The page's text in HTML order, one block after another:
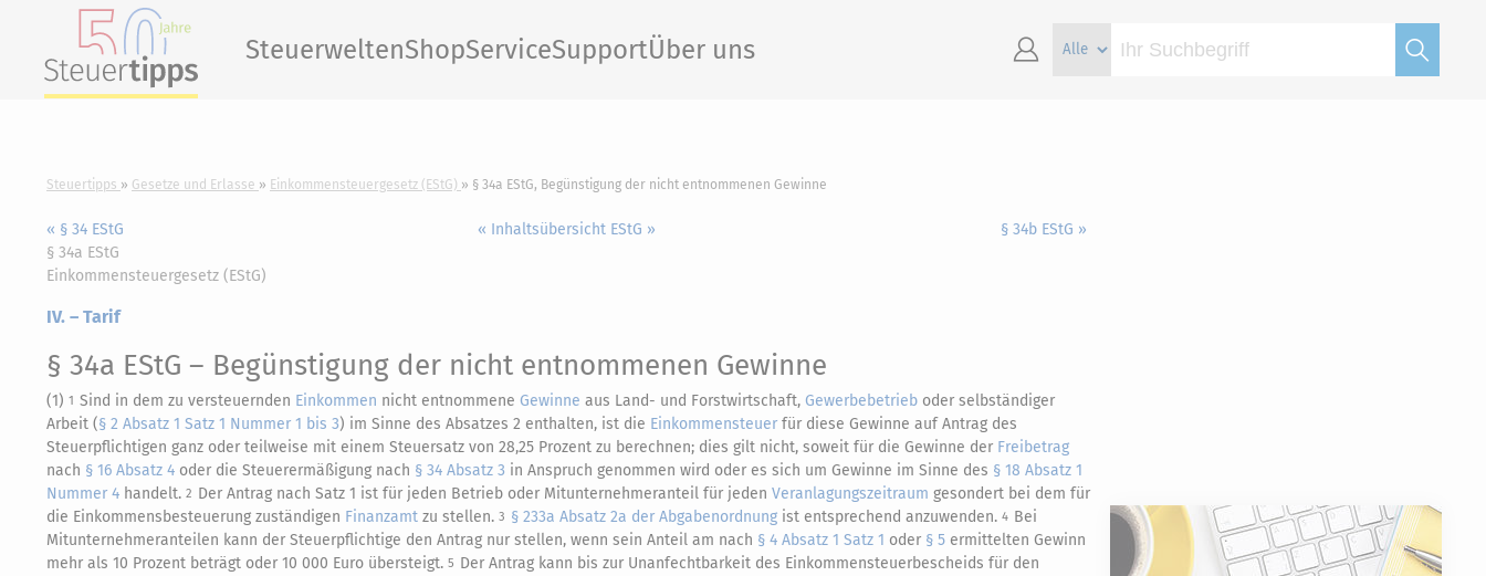
SteuerweltenShopServiceSupportÜber uns
Steuertipps Gesetze und Erlasse Einkommensteuergesetz (EStG) § 34a EStG, Begünstigung der nicht entnommenen Gewinne
« § 34 EStG « Inhaltsübersicht EStG »
§ 34b EStG »
§ 34a EStG
Einkommensteuergesetz (EStG)
IV. – Tarif
§ 34a EStG – Begünstigung der nicht entnommenen Gewinne
(1) 1 Sind in dem zu versteuernden Einkommen nicht entnommene Gewinne aus Land- und Forstwirtschaft, Gewerbebetrieb oder selbständiger
Arbeit (§ 2 Absatz 1 Satz 1 Nummer 1 bis 3) im Sinne des Absatzes 2 enthalten, ist die Einkommensteuer für diese Gewinne auf Antrag des
Steuerpflichtigen ganz oder teilweise mit einem Steuersatz von 28,25 Prozent zu berechnen; dies gilt nicht, soweit für die Gewinne der Freibetrag
nach § 16 Absatz 4 oder die Steuerermäßigung nach § 34 Absatz 3 in Anspruch genommen wird oder es sich um Gewinne im Sinne des § 18 Absatz 1
Nummer 4 handelt. 2 Der Antrag nach Satz 1 ist für jeden Betrieb oder Mitunternehmeranteil für jeden Veranlagungszeitraum gesondert bei dem für
die Einkommensbesteuerung zuständigen Finanzamt zu stellen. 3 § 233a Absatz 2a der Abgabenordnung ist entsprechend anzuwenden. 4 Bei
Mitunternehmeranteilen kann der Steuerpflichtige den Antrag nur stellen, wenn sein Anteil am nach § 4 Absatz 1 Satz 1 oder § 5 ermittelten Gewinn
mehr als 10 Prozent beträgt oder 10 000 Euro übersteigt. 5 Der Antrag kann bis zur Unanfechtbarkeit des Einkommensteuerbescheids für den